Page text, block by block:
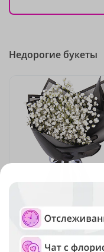
Недорогие букеты
5 (142)
Букет "Черно-белая
классика"